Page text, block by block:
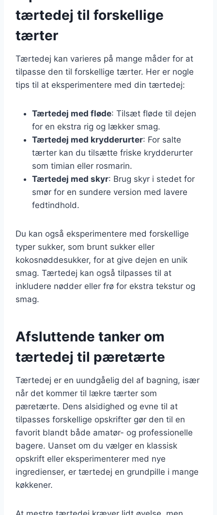
tærtedej til forskellige
tærter
Tærtedej kan varieres på mange måder for at
tilpasse den til forskellige tærter. Her er nogle
tips til at eksperimentere med din tærtedej:
Tærtedej med fløde: Tilsæt fløde til dejen
for en ekstra rig og lækker smag.
Tærtedej med krydderurter: For salte
tærter kan du tilsætte friske krydderurter
som timian eller rosmarin.
Tærtedej med skyr: Brug skyr i stedet for
smør for en sundere version med lavere
fedtindhold.
Du kan også eksperimentere med forskellige
typer sukker, som brunt sukker eller
kokosnøddesukker, for at give dejen en unik
smag. Tærtedej kan også tilpasses til at
inkludere nødder eller frø for ekstra tekstur og
smag.
Afsluttende tanker om
tærtedej til pæretærte
Tærtedej er en uundgåelig del af bagning, især
når det kommer til lækre tærter som
pæretærte. Dens alsidighed og evne til at
tilpasses forskellige opskrifter gør den til en
favorit blandt både amatør- og professionelle
bagere. Uanset om du vælger en klassisk
opskrift eller eksperimenterer med nye
ingredienser, er tærtedej en grundpille i mange
køkkener.